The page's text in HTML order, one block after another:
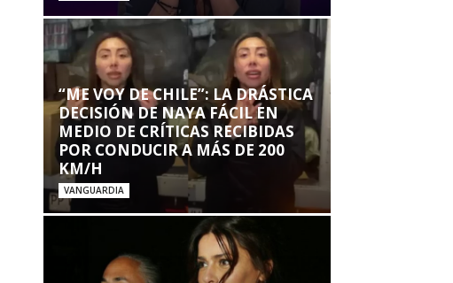
“ME VOY DE CHILE”: LA DRÁSTICA
DECISIÓN DE NAYA FÁCIL EN
MEDIO DE CRÍTICAS RECIBIDAS
POR CONDUCIR A MÁS DE 200
KM/H
VANGUARDIA